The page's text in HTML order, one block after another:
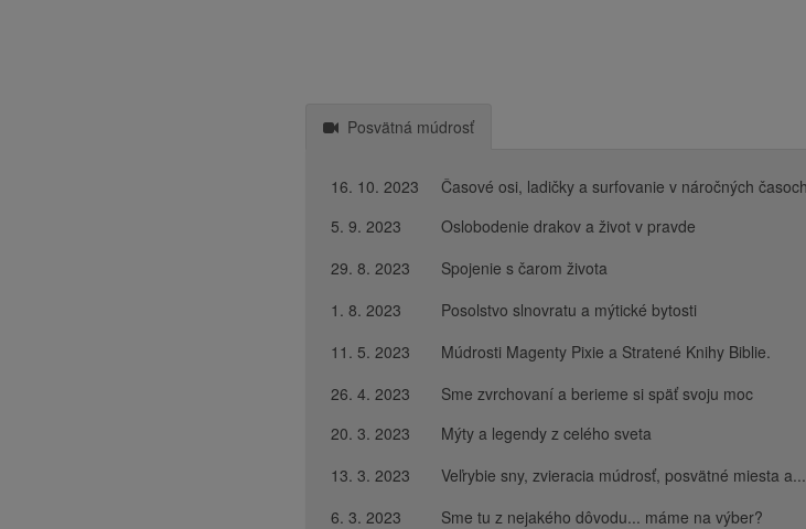
Posvätná múdrosť
16. 10. 2023
Časové osi, ladičky a surfovanie v náročných časoch
5. 9. 2023
Oslobodenie drakov a život v pravde
29. 8. 2023
Spojenie s čarom života
1. 8. 2023
Posolstvo slnovratu a mýtické bytosti
11. 5. 2023
Múdrosti Magenty Pixie a Stratené Knihy Biblie.
26. 4. 2023
Sme zvrchovaní a berieme si späť svoju moc
20. 3. 2023
Mýty a legendy z celého sveta
13. 3. 2023
Veľrybie sny, zvieracia múdrosť, posvätné miesta
6. 3. 2023
Sme tu z nejakého dôvodu... máme na výber?